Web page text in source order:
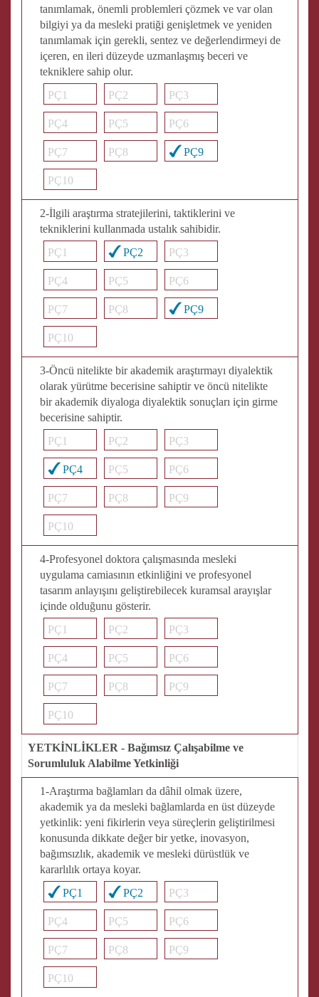
tanımlamak, önemli problemleri çözmek ve var olan
bilgiyi ya da mesleki pratiği genişletmek ve yeniden
tanımlamak için gerekli, sentez ve değerlendirmeyi de
içeren, en ileri düzeyde uzmanlaşmış beceri ve
tekniklere sahip olur.
PÇ1
PÇ2 PÇ3
PÇ4 PÇ5 PÇ6
PÇ7 PÇ8 PÇ9
PÇ10
2-İlgili araştırma stratejilerini, taktiklerini ve
tekniklerini kullanmada ustalık sahibidir.
PÇ1
PÇ2 PÇ3
PÇ4 PÇ5 PÇ6
PÇ7 PÇ8 PÇ9
PÇ10
3-Öncü nitelikte bir akademik araştırmayı diyalektik
olarak yürütme becerisine sahiptir ve öncü nitelikte
bir akademik diyaloga diyalektik sonuçları için girme
becerisine sahiptir.
PÇ1
PÇ2 PÇ3
PÇ4 PÇ5 PÇ6
PÇ7 PÇ8 PÇ9
PÇ10
4-Profesyonel doktora çalışmasında mesleki
uygulama camiasının etkinliğini ve profesyonel
tasarım anlayışını geliştirebilecek kuramsal arayışlar
içinde olduğunu gösterir.
PÇ1
PÇ2 PÇ3
PÇ4 PÇ5 PÇ6
PÇ7 PÇ8 PÇ9
PÇ10
YETKİNLİKLER - Bağımsız Çalışabilme ve
Sorumluluk Alabilme Yetkinliği
1-Araştırma bağlamları da dâhil olmak üzere,
akademik ya da mesleki bağlamlarda en üst düzeyde
yetkinlik: yeni fikirlerin veya süreçlerin geliştirilmesi
konusunda dikkate değer bir yetke, inovasyon,
bağımsızlık, akademik ve mesleki dürüstlük ve
kararlılık ortaya koyar.
PÇ1
PÇ2 PÇ3
PÇ4 PÇ5 PÇ6
PÇ7 PÇ8 PÇ9
PÇ10